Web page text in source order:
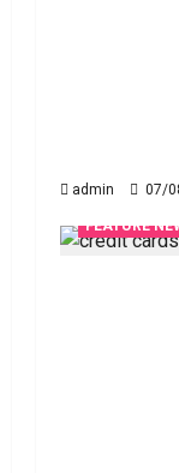
admin 07/
FEATURE